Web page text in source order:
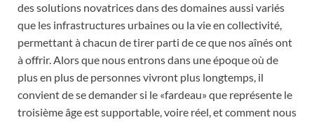
des solutions novatrices dans des domaines aussi variés
que les infrastructures urbaines ou la vie en collectivité,
permettant à chacun de tirer parti de ce que nos aînés ont
à offrir. Alors que nous entrons dans une époque où de
plus en plus de personnes vivront plus longtemps, il
convient de se demander si le «fardeau» que représente le
troisième âge est supportable, voire réel, et comment nous